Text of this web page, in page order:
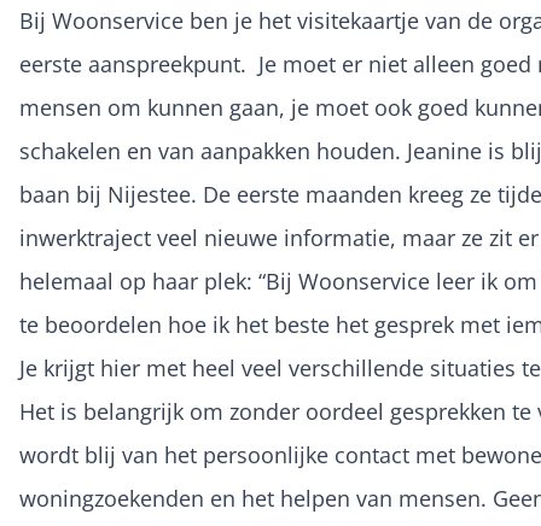
Bij Woonservice ben je het visitekaartje van de
eerste aanspreekpunt. Je moet er niet alleen goed
mensen om kunnen gaan, je moet ook goed
schakelen en van aanpakken houden. Jeanine is
baan bij Nijestee. De eerste maanden kreeg ze
inwerktraject veel nieuwe informatie, maar ze zit
helemaal op haar plek: “Bij Woonservice leer ik
te beoordelen hoe ik het beste het gesprek met
Je krijgt hier met heel veel verschillende situaties
Het is belangrijk om zonder oordeel gesprekken te
wordt blij van het persoonlijke contact met
woningzoekenden en het helpen van mensen.